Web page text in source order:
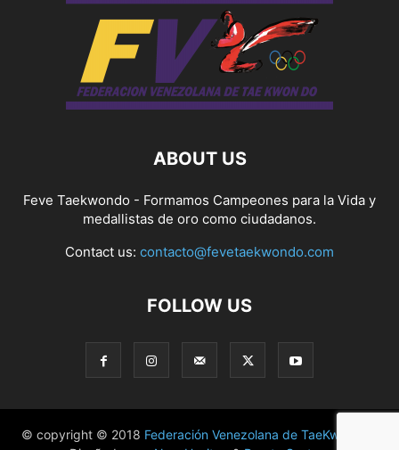
ABOUT US
Feve Taekwondo - Formamos Campeones para la Vida y
medallistas de oro como ciudadanos.
Contact us: contacto@fevetaekwondo.com
FOLLOW US
© copyright © 2018 Federación Venezolana de TaeKwonDo